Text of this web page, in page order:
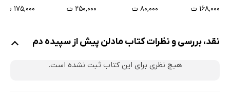
۱۶۸,۰۰۰ ت
۸۰,۰۰۰ ت
۲۵۰,۰۰۰ ت
۱۷۵,۰۰۰ ت
نقد، بررسی و نظرات کتاب مادلن پیش از سپیده دم
هیچ نظری برای این کتاب ثبت نشده است.